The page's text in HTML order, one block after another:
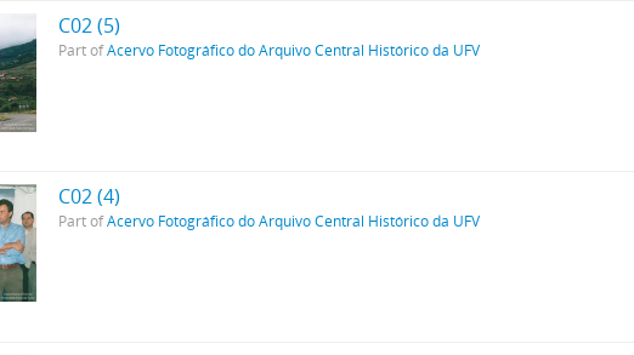
C02 (5)
Part ofAcervo Fotográfico do Arquivo Central Histórico da UFV
C02 (4)
Part ofAcervo Fotográfico do Arquivo Central Histórico da UFV